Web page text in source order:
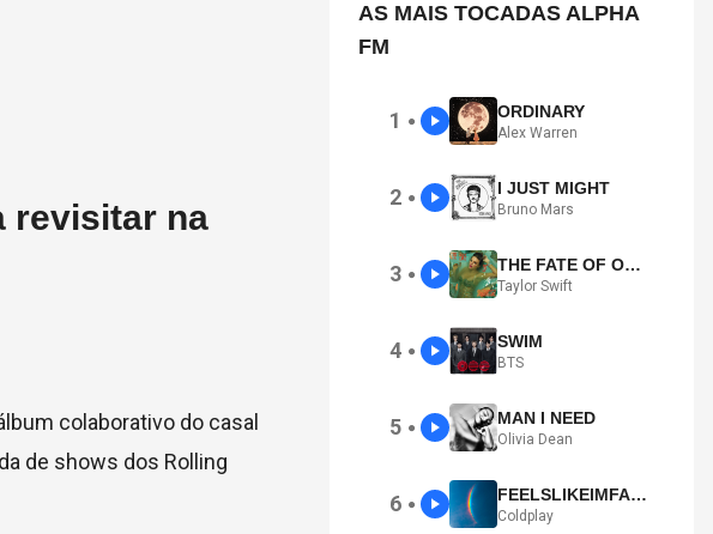
revisitar na
colaborativo do casal
de shows dos Rolling
AS MAIS TOCADAS ALPHA
FM
1 ● ORDINARY
Alex Warren
2 ● I JUST MIGHT
Bruno Mars
3 ● THE FATE OF OPHELIA
Taylor Swift
4 ● SWIM
BTS
5 ● MAN I NEED
Olivia Dean
6 ● FEELSLIKEIMFALLINGINLOVE
Coldplay